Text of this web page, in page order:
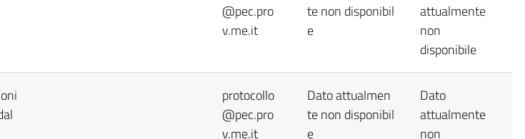
@pec.pro
v.me.it
te non disponibil
e
attualmente
non
disponibile
protocollo
@pec.pro
v.me.it
Dato attualmen
te non disponibil
e
Dato
attualmente
non